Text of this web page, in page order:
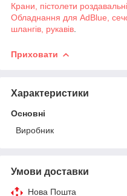
Крани, пістолети
Обладнання для AdBlue,
шлангів, рукавів
Приховати
Характеристики
Основні
Виробник
Умови доставки
Нова Пошта